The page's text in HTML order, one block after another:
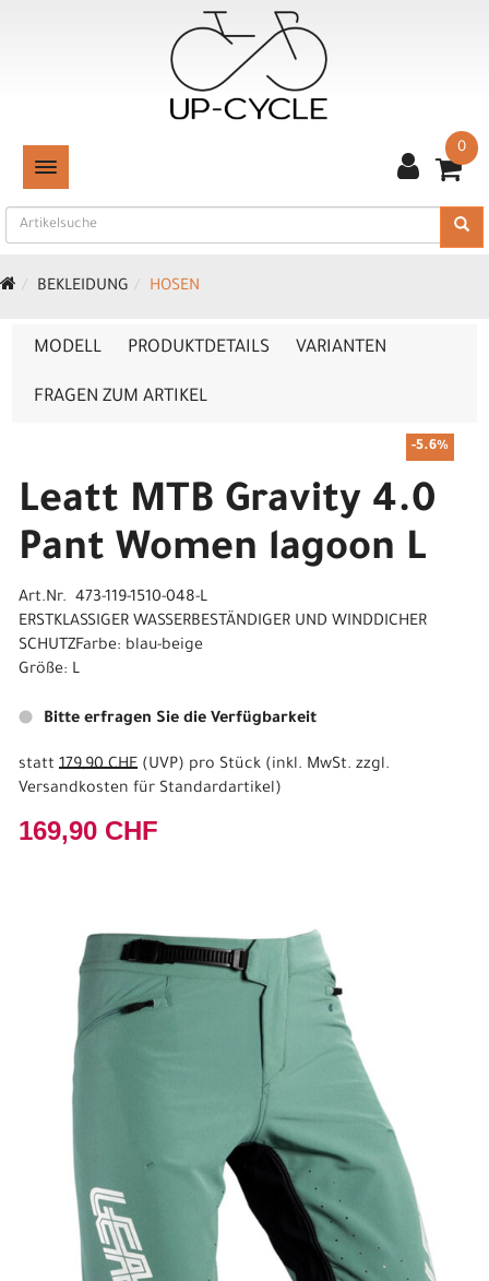
TOGGLE NAVIGATION
0
BEKLEIDUNG HOSEN
MODELL PRODUKTDETAILS VARIANTEN
FRAGEN ZUM ARTIKEL
-5.6%
Leatt MTB Gravity 4.0
Pant Women lagoon L
Art.Nr. 473-119-1510-048-L
ERSTKLASSIGER WASSERBESTÄNDIGER UND WINDDICHER
SCHUTZFarbe: blau-beige
Größe: L
Bitte erfragen Sie die Verfügbarkeit
statt 179,90 CHF (UVP) pro Stück (inkl. MwSt. zzgl.
Versandkosten für Standardartikel)
169,90 CHF